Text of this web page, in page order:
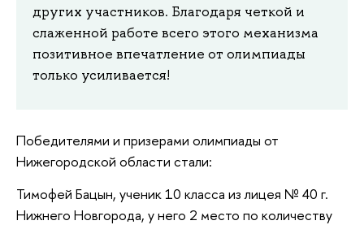
других участников. Благодаря четкой и
слаженной работе всего этого механизма
позитивное впечатление от олимпиады
только усиливается!
Победителями и призерами олимпиады от
Нижегородской области стали:
Тимофей Бацын, ученик 10 класса из лицея № 40 г.
Нижнего Новгорода, у него 2 место по количеству